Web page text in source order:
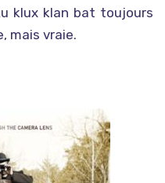
klux klan bat toujours
mais vraie.